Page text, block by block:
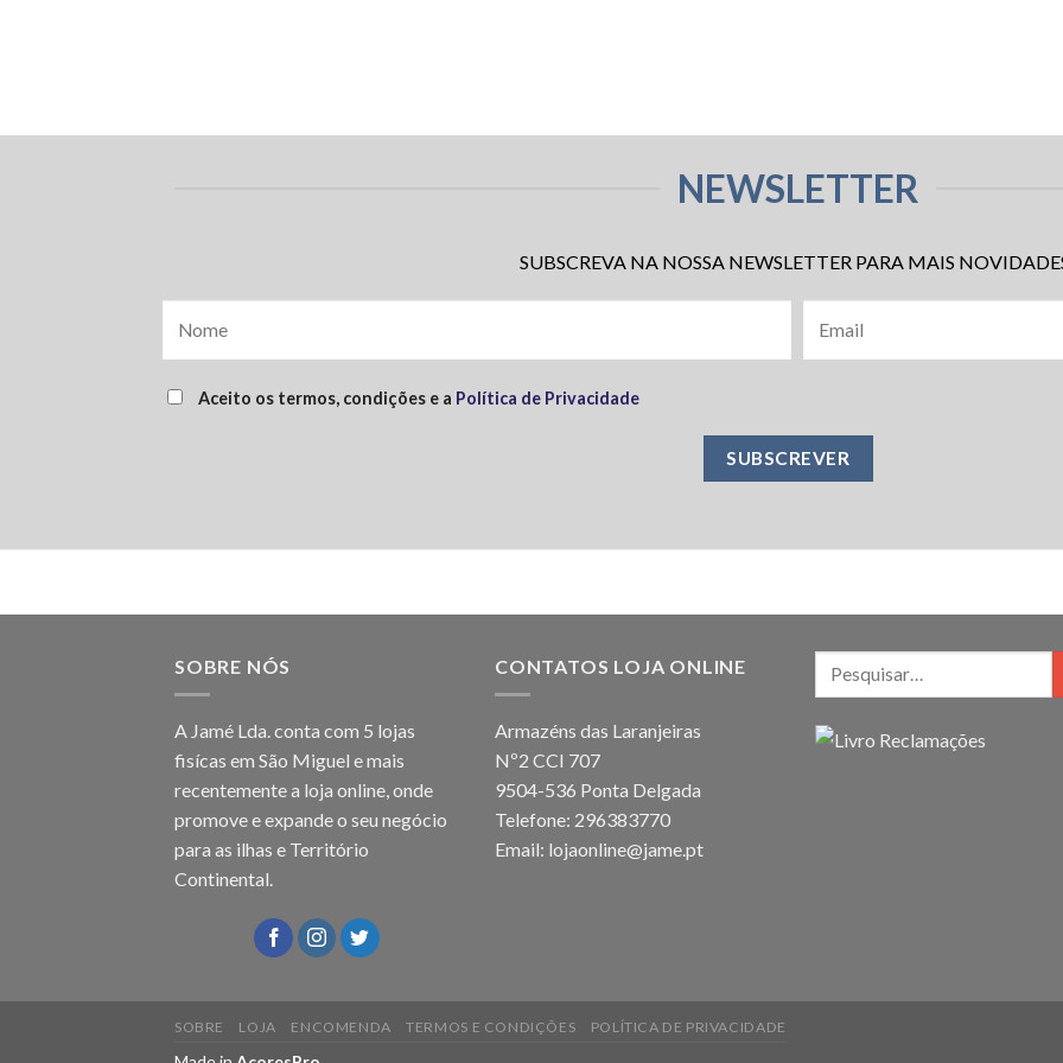
NEWSLETTER
SUBSCREVA NA NOSSA NEWSLETTER PARA MAIS
Aceito os termos, condições e a Política de Privacidade
SOBRE NÓS
A Jamé Lda. conta com 5 lojas
fisícas em São Miguel e mais
recentemente a loja online, onde
promove e expande o seu negócio
para as ilhas e Território
Continental.
CONTATOS LOJA ONLINE
Armazéns das Laranjeiras
Nº2 CCI 707
9504-536 Ponta Delgada
Telefone: 296383770
Email: lojaonline@jame.pt
SOBRE LOJA ENCOMENDA TERMOS E CONDIÇÕES POLÍTICA DE PRIVACIDADE